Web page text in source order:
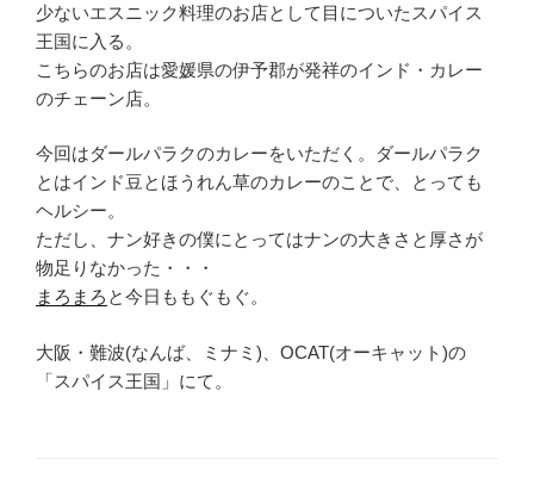
少ないエスニック料理のお店として目についたスパイス
王国に入る。
こちらのお店は愛媛県の伊予郡が発祥のインド・カレー
のチェーン店。
今回はダールパラクのカレーをいただく。ダールパラク
とはインド豆とほうれん草のカレーのことで、とっても
ヘルシー。
ただし、ナン好きの僕にとってはナンの大きさと厚さが
物足りなかった・・・
まろまろ と今日ももぐもぐ。
大阪・難波(なんば、ミナミ)、OCAT(オーキャット)の
「スパイス王国」にて。